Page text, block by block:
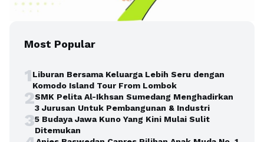
Most Popular
1Liburan Bersama Keluarga Lebih Seru dengan
Komodo Island Tour From Lombok
2SMK Pelita Al-Ikhsan Sumedang Menghadirkan
3 Jurusan Untuk Pembangunan & Industri
35 Budaya Jawa Kuno Yang Kini Mulai Sulit
Ditemukan